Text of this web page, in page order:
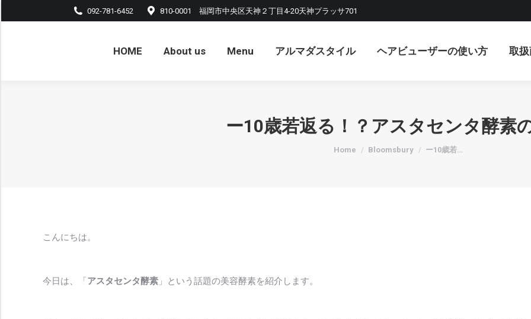
092-781-6452 810-0001 福岡市中央区天神２丁目4-20天神プラッサ701
HOME About us Menu アルマダスタイル ヘアビューザーの使い方 取
ー10歳若返る！？アスタセンタ酵素の
You are here:
Home Bloomsbury ー10歳若…
こんにちは。
今日は、「アスタセンタ酵素 」という話題の美容酵素を紹介します。
HOME About us Menu アルマダスタイル ヘアビューザーの使い方 取扱商品